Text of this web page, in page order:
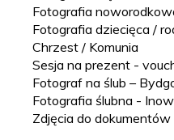
Fotografia
Fotografia dziecięca /
Chrzest / Komunia
Sesja na prezent -
Fotograf na ślub –
Fotografia ślubna -
Zdjęcia do dokumentów